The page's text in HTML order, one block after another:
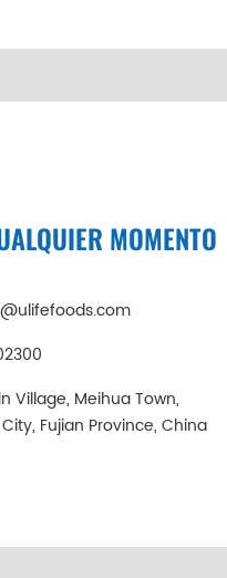
MOMENTO
Village, Meihua Town,
Fujian Province, China